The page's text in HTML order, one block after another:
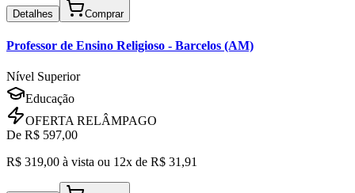
Detalhes Comprar
Professor de Ensino Religioso - Barcelos (AM)
Nível Superior
Educação
OFERTA RELÂMPAGO
De R$ 597,00
R$ 319,00 à vista ou 12x de R$ 31,91